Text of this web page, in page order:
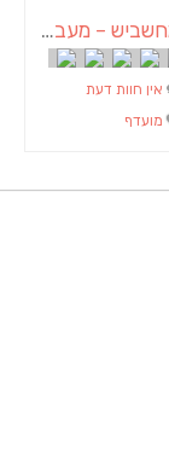
מחשביש – מעבדה ושרות למחשבים ורשתות באשכול ובדרום
אין חוות דעת
מועדף